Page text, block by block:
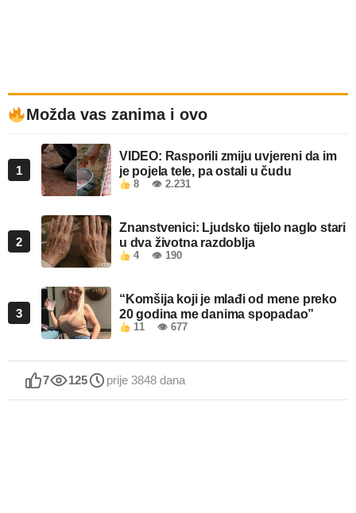
Možda vas zanima i ovo
1
VIDEO: Rasporili zmiju uvjereni da im
je pojela tele, pa ostali u čudu
8 👁 2.231
2
Znanstvenici: Ljudsko tijelo naglo stari
u dva životna razdoblja
4 👁 190
3
“Komšija koji je mlađi od mene preko
20 godina me danima spopadao”
11 👁 677
7 125 prije 3848 dana